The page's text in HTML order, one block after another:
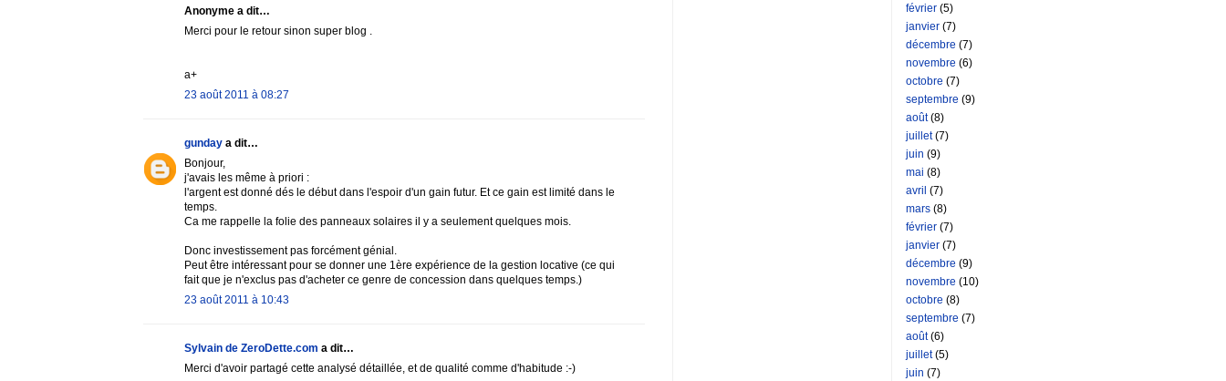
Anonyme a dit…
Merci pour le retour sinon super blog .
a+
23 août 2011 à 08:27
gunday a dit…
Bonjour,
j'avais les même à priori :
l'argent est donné dés le début dans l'espoir d'un gain futur. Et ce gain est limité dans le
temps.
Ca me rappelle la folie des panneaux solaires il y a seulement quelques mois.
Donc investissement pas forcément génial.
Peut être intéressant pour se donner une 1ère expérience de la gestion locative (ce qui
fait que je n'exclus pas d'acheter ce genre de concession dans quelques temps.)
23 août 2011 à 10:43
Sylvain de ZeroDette.com a dit…
Merci d'avoir partagé cette analysé détaillée, et de qualité comme d'habitude :-)
février (5)
janvier (7)
décembre (7)
novembre (6)
octobre (7)
septembre (9)
août(8)
juillet(7)
juin (9)
mai (8)
avril (7)
mars (8)
février (7)
janvier (7)
décembre (9)
novembre (10)
octobre (8)
septembre (7)
août(6)
juillet(5)
juin (7)